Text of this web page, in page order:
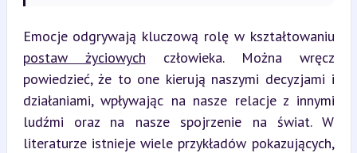
postaw życiowych człowieka. Można wręcz
powiedzieć, że to one kierują naszymi decyzjami i
działaniami, wpływając na nasze relacje z innymi
ludźmi oraz na nasze spojrzenie na świat. W
literaturze istnieje wiele przykładów pokazujących,